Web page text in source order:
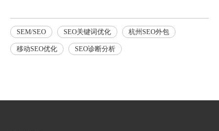
SEM/SEO SEO关键词优化 杭州SEO外包
移动SEO优化 SEO诊断分析